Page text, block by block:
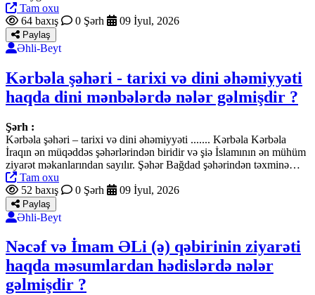
Tam oxu
64 baxış
0 Şərh 09 İyul, 2026
Paylaş
Əhli-Beyt
Kərbəla şəhəri - tarixi və dini əhəmiyyəti
haqda dini mənbələrdə nələr gəlmişdir ?
Şərh :
Kərbəla şəhəri – tarixi və dini əhəmiyyəti ....... Kərbəla Kərbəla
İraqın ən müqəddəs şəhərlərindən biridir və şiə İslamının ən mühüm
ziyarət məkanlarından sayılır. Şəhər Bağdad şəhərindən təxminə…
Tam oxu
52 baxış
0 Şərh 09 İyul, 2026
Paylaş
Əhli-Beyt
Nəcəf və İmam ƏLi (ə) qəbirinin ziyarəti
haqda məsumlardan hədislərdə nələr
gəlmişdir ?